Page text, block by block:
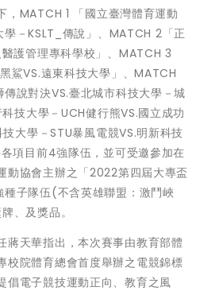
，MATCH 1 「國立臺灣體育運動
學－KSLT_傳說」、MATCH 2「正
護管理專科學校」、MATCH 3
鯊VS.遠東科技大學」、MATCH
說對決VS.臺北城市科技大學－城
技大學－UCH健行熊VS.國立成功
大學－STU暴風電競VS.明新科技
項目前4強隊伍，並可受邀參加在
動協會主辦之「2022第四屆大專盃
子隊伍(不含英雄聯盟：激鬥峽
、及獎品。
蔣天華指出，本次賽事由教育部體
校院體育總會首度舉辦之電競錦標
倡電子競技運動正向、教育之風